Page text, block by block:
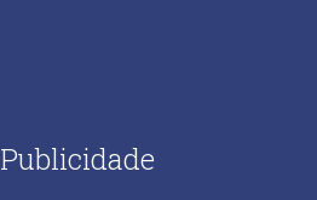
Publicidade